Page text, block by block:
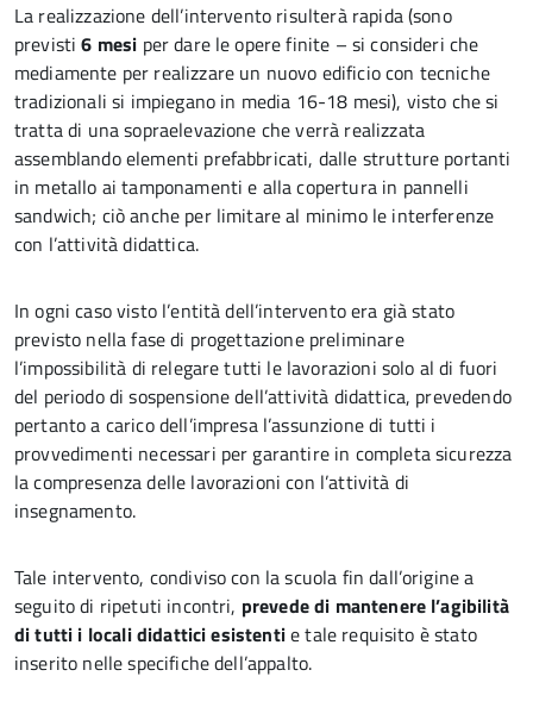
La realizzazione dell’intervento risulterà rapida (sono
previsti 6 mesi per dare le opere finite – si consideri che
mediamente per realizzare un nuovo edificio con tecniche
tradizionali si impiegano in media 16-18 mesi), visto che si
tratta di una sopraelevazione che verrà realizzata
assemblando elementi prefabbricati, dalle strutture portanti
in metallo ai tamponamenti e alla copertura in pannelli
sandwich; ciò anche per limitare al minimo le interferenze
con l’attività didattica.
In ogni caso visto l’entità dell’intervento era già stato
previsto nella fase di progettazione preliminare
l’impossibilità di relegare tutti le lavorazioni solo al di fuori
del periodo di sospensione dell’attività didattica, prevedendo
pertanto a carico dell’impresa l’assunzione di tutti i
provvedimenti necessari per garantire in completa sicurezza
la compresenza delle lavorazioni con l’attività di
insegnamento.
Tale intervento, condiviso con la scuola fin dall’origine a
seguito di ripetuti incontri, prevede di mantenere l’agibilità
di tutti i locali didattici esistentie tale requisito è stato
inserito nelle specifiche dell’appalto.